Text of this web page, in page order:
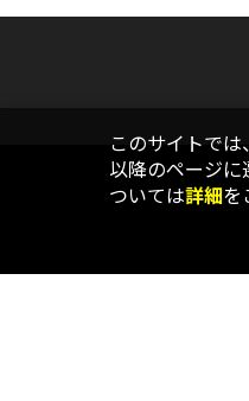
このサイトで
以降のページに
ついては詳細を